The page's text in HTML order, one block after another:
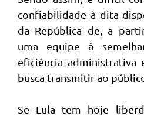
confiabilidade à dita
da República de, a
uma equipe à
eficiência
busca transmitir ao
Se Lula tem hoje